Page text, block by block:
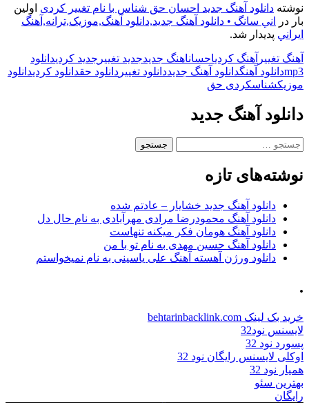
نوشته دانلود آهنگ جدید احسان حق شناس با نام تغییر کردی اولین
بار در
اني سانگ • دانلود آهنگ جديد,دانلود آهنگ,موزيک,ترانه,آهنگ
ايراني پدیدار شد.
آهنگ تغییر آهنگ کردیاحساناهنگ جدیدجدید تغییر جدید کردیدانلود
mp3دانلود آهنگدانلود آهنگ جدیددانلود تغییر دانلود حقدانلود کردیدانلود
موزیکشناسکردی حق
دانلود آهنگ جدید
جستجو
نوشته‌های تازه
دانلود آهنگ جدید خشایار – عادتم شده
دانلود آهنگ محمودرضا مرادی مهرآبادی به نام حال دل
دانلود آهنگ هومان فکر میکنه تنهاست
دانلود آهنگ حسین مهدی به نام تو با من
دانلود ورژن آهسته آهنگ علی یاسینی به نام نمیخواستم
.
خرید بک لینک behtarinbacklink.com
لایسنس نود32
پسورد نود 32
اوکلی لایسنس رایگان نود 32
همیار نود 32
بهترین سئو
رایگان